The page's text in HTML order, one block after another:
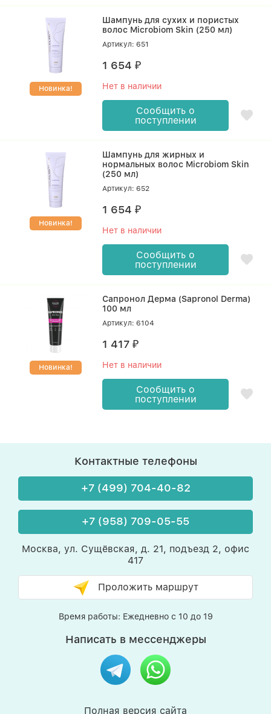
Новинка!
Шампунь для сухих и пористых
волос Microbiom Skin (250 мл)
Артикул: 651
1 654₽
Нет в наличии
Сообщить о
поступлении
Новинка!
Шампунь для жирных и
нормальных волос Microbiom Skin
(250 мл)
Артикул: 652
1 654₽
Нет в наличии
Сообщить о
поступлении
Новинка!
Сапронол Дерма (Sapronol Derma)
100 мл
Артикул: 6104
1 417₽
Нет в наличии
Сообщить о
поступлении
Контактные телефоны
+7 (499) 704-40-82
+7 (958) 709-05-55
Москва, ул. Сущёвская, д. 21, подъезд 2, офис
417
Проложить маршрут
Время работы: Ежедневно с 10 до 19
Написать в мессенджеры
Полная версия сайта